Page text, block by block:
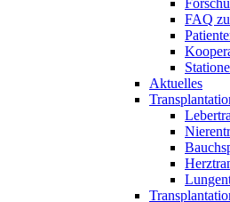
FAQ
Aktuelles